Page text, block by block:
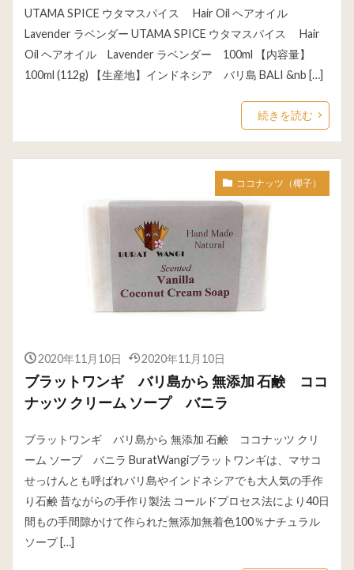
UTAMA SPICE ウタマスパイス Hair Oil ヘアオイル
Lavender ラベンダー UTAMA SPICE ウタマスパイス Hair
Oil ヘアオイル Lavender ラベンダー 100ml 【内容量】
100ml (112g) 【生産地】インドネシア バリ島 BALI &nb […]
続きを読む
ココナッツ（椰子）
2020年11月10日 2020年11月10日
ブラットワンギ バリ島から 無添加 石鹸 ココ
ナッツ クリーム ソープ バニラ
ブラットワンギ バリ島から 無添加 石鹸 ココナッツ クリ
ーム ソープ バニラ BuratWangiブラットワンギは、マサコ
せっけんとも呼ばれバリ島やインドネシアでも大人気の手作
り石鹸 昔ながらの手作り製法 コールドプロセス法により40日
間もの手間隙かけて作られた無添加無着色100％ナチュラル
ソープ […]